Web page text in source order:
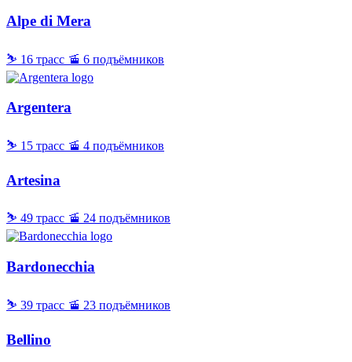
Alpe di Mera
⛷ 16 трасс 🚡 6 подъёмников
Argentera
⛷ 15 трасс 🚡 4 подъёмников
Artesina
⛷ 49 трасс 🚡 24 подъёмников
Bardonecchia
⛷ 39 трасс 🚡 23 подъёмников
Bellino